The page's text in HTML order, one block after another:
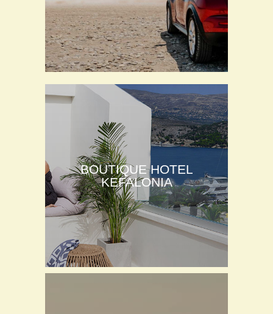
BOUTIQUE HOTEL
KEFALONIA